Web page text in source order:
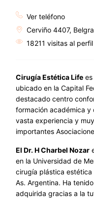
Ver teléfono
Cerviño 4407,
18211 visitas al perfil
Cirugía Estética Life
ubicado en la Capital
destacado centro
formación académica y
vasta experiencia y
importantes
El Dr. H Charbel Nozar
en la Universidad de
cirugía plástica
As. Argentina. Ha
adquirida gracias a la